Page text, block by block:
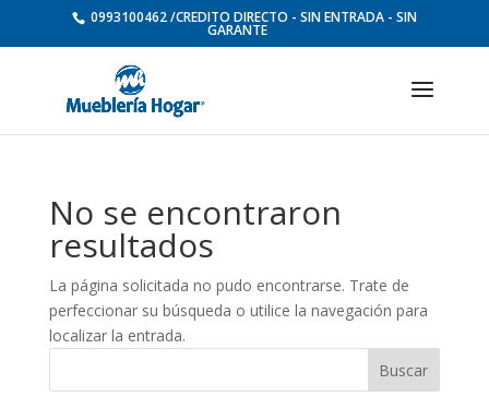
0993100462 /CREDITO DIRECTO - SIN ENTRADA - SIN
GARANTE
No se encontraron
resultados
La página solicitada no pudo encontrarse. Trate de
perfeccionar su búsqueda o utilice la navegación para
localizar la entrada.